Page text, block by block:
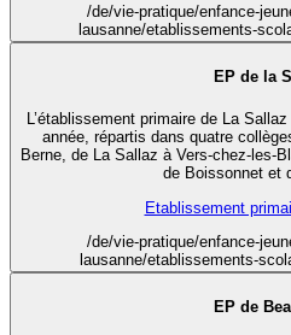
/de/vie-pratique/enfance-
lausanne/etablissements-
EP de la
L’établissement primaire de La
année, répartis dans quatre
Berne, de La Sallaz à Vers-chez-les-
de Boissonnet et
Etablissement
/de/vie-pratique/enfance-
lausanne/etablissements-
EP de